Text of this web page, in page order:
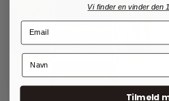
Vi finder en vinder den
Tilmeld